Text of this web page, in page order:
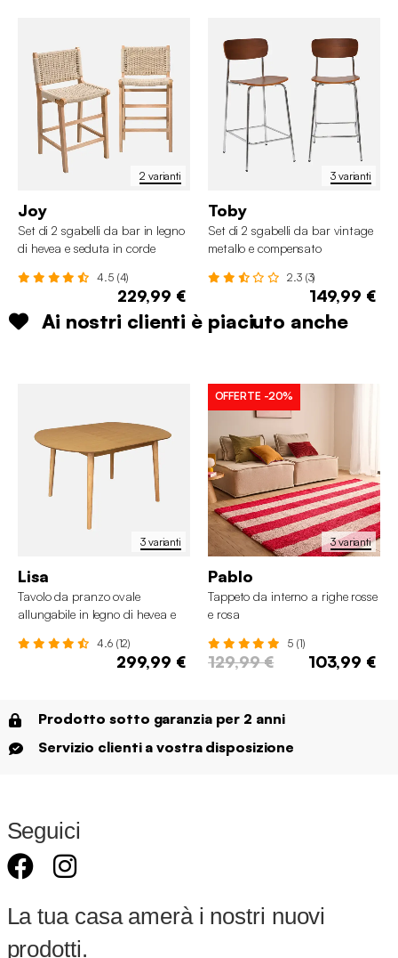
2 varianti
Joy
Set di 2 sgabelli da bar in legno
di hevea e seduta in corde
4.5 (4)
229,99 €
3 varianti
Toby
Set di 2 sgabelli da bar vintage
metallo e compensato
2.3 (3)
149,99 €
Ai nostri clienti è piaciuto anche
3 varianti
Lisa
Tavolo da pranzo ovale
allungabile in legno di hevea e
posti
4.6 (12)
299,99 €
3 varianti
OFFERTE -20%
Pablo
Tappeto da interno a righe rosse
e rosa
5 (1)
129,99 € 103,99 €
Prodotto sotto garanzia per 2 anni
Servizio clienti a vostra disposizione
Seguici
La tua casa amerà i nostri nuovi
prodotti.